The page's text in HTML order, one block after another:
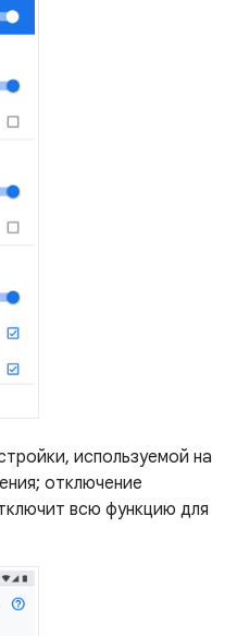
используемой на
отключение
всю функцию для